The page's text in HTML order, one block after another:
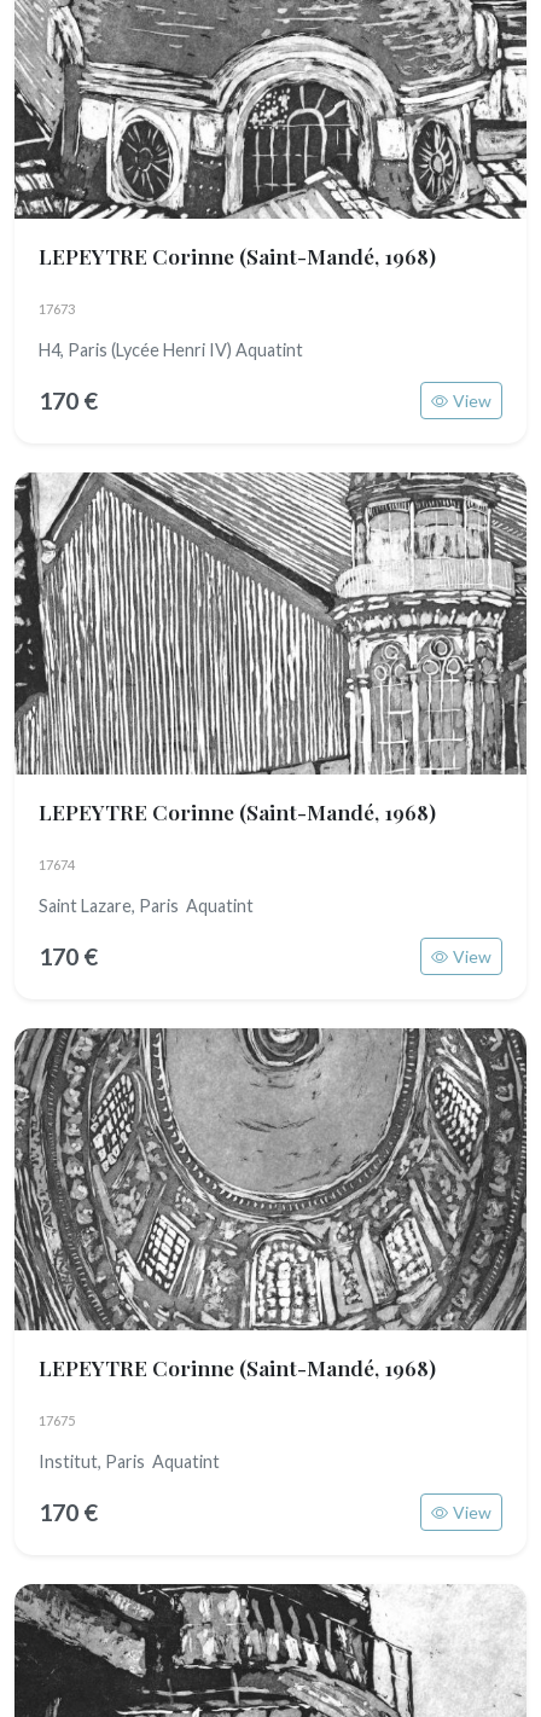
LEPEYTRE Corinne (Saint-Mandé, 1968)
17673
H4, Paris (Lycée Henri IV) Aquatint
170 € View
LEPEYTRE Corinne (Saint-Mandé, 1968)
17674
Saint Lazare, Paris Aquatint
170 € View
LEPEYTRE Corinne (Saint-Mandé, 1968)
17675
Institut, Paris Aquatint
170 € View